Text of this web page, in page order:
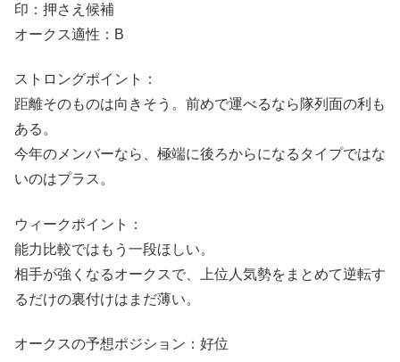
印：押さえ候補
オークス適性：B
ストロングポイント：
距離そのものは向きそう。前めで運べるなら隊列面の利も
ある。
今年のメンバーなら、極端に後ろからになるタイプではな
いのはプラス。
ウィークポイント：
能力比較ではもう一段ほしい。
相手が強くなるオークスで、上位人気勢をまとめて逆転す
るだけの裏付けはまだ薄い。
オークスの予想ポジション：好位